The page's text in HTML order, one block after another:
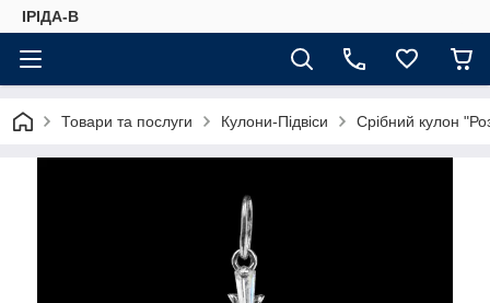
ІРІДА-В
Товари та послуги Кулони-Підвіси Срібний кулон